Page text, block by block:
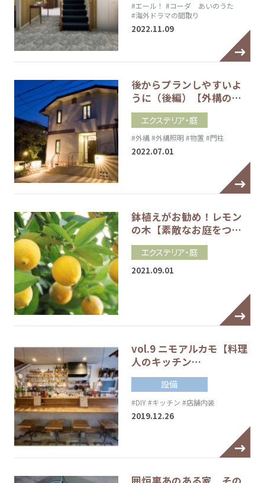
#エール！ #コーダ あいのうた
#海外ドラマの間取り
2022.11.09
後からプランしやすいよ
うに（後編）【外構の…
エクステリア・庭
#外構#外構照明 #物置 #門柱
2022.07.01
鉢植えがお勧め！レモン
の木【素敵なお庭をつ…
エクステリア・庭
2021.09.01
vol.9 ニモアルカモ【料理
人のキッチン…
設備
#DIY#キッチン #店舗内装
2019.12.26